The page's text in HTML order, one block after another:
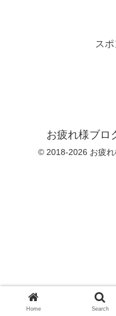
ス
お疲れ様ブロ
© 2018-2026 お疲れ
Home Search